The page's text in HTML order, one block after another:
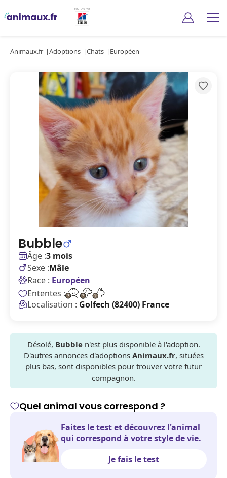
Animaux.fr Adoptions Chats Européen
Bubble
Âge :3 mois
Sexe :Mâle
Race : Européen
Ententes :
Localisation : Golfech (82400) France
Désolé, Bubblen'est plus disponible à l'adoption.
D'autres annonces d'adoptions Animaux.fr, situées
plus bas, sont disponibles pour trouver votre futur
compagnon.
Quel animal vous correspond ?
Faites le test et découvrez l'animal
qui correspond à votre style de vie.
Je fais le test